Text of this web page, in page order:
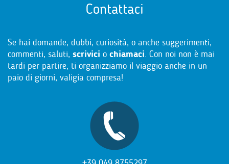
Contattaci
Se hai domande, dubbi, curiosità, o anche suggerimenti,
commenti, saluti, scrivici o chiamaci. Con noi non è mai
tardi per partire, ti organizziamo il viaggio anche in un
paio di giorni, valigia compresa!